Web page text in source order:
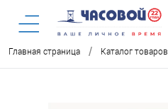
Главная страница / Каталог товаров